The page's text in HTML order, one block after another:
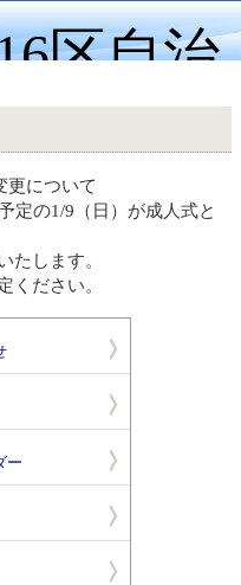
区自治
ジ
更について
定の1/9（日）が成人式と
します。
ださい。
ー